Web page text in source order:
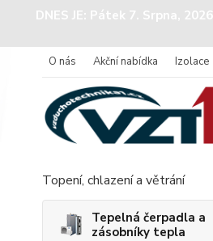
DNES JE: Pátek 7. Srpna, 2026
O nás Akční nabídka Izolace
Topení, chlazení a větrání
Tepelná čerpadla a
zásobníky tepla